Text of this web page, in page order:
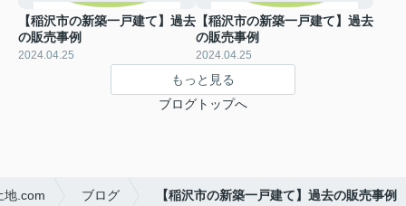
【稲沢市の新築一戸建て】過去
の販売事例
2024.04.25
【稲沢市の新築一戸建て】過去
の販売事例
2024.04.25
もっと見る
ブログトップへ
地.com ブログ 【稲沢市の新築一戸建て】過去の販売事例